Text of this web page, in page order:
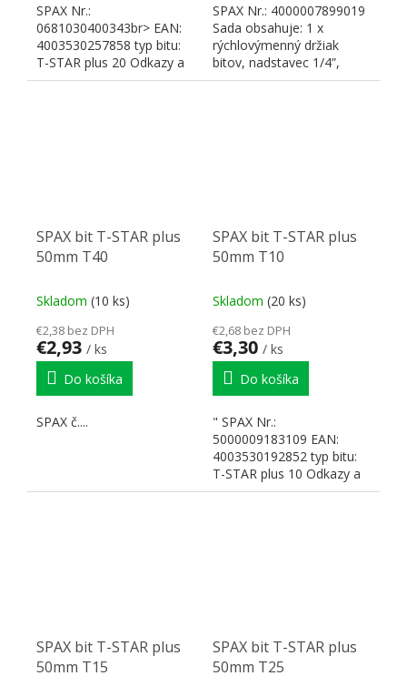
SPAX Nr.:
0681030400343br> EAN:
4003530257858 typ bitu:
T-STAR plus 20 Odkazy a
dokumenty www SPAX
SPAX Nr.: 4000007899019
Sada obsahuje: 1 x
rýchlovýmenný držiak
bitov, nadstavec 1/4”,
dĺžka 60 mm. 6 x bitov
SPAX bit T-STAR plus
50mm T40
Skladom (10 ks)
€2,38 bez DPH
€2,93 / ks
Do košíka
SPAX č....
SPAX bit T-STAR plus
50mm T10
Skladom (20 ks)
€2,68 bez DPH
€3,30 / ks
Do košíka
" SPAX Nr.:
5000009183109 EAN:
4003530192852 typ bitu:
T-STAR plus 10 Odkazy a
dokumenty...
SPAX bit T-STAR plus
50mm T15
SPAX bit T-STAR plus
50mm T25